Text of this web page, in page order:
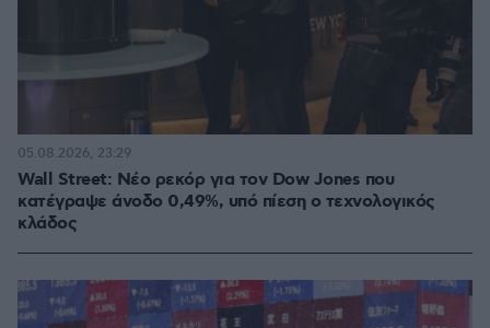
Wall Street: Νέο ρεκόρ για τον Dow Jones που
κατέγραψε άνοδο 0,49%, υπό πίεση ο τεχνολογικός
κλάδος
05.08.2026, 23:29